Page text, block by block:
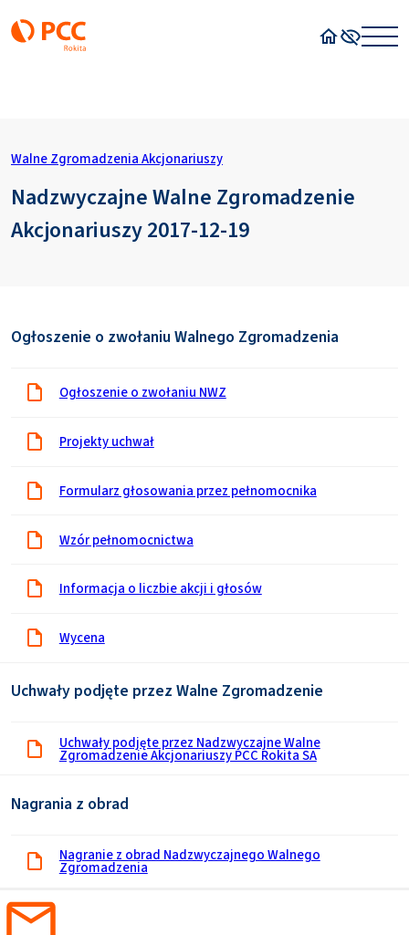
Walne Zgromadzenia Akcjonariuszy
Nadzwyczajne Walne Zgromadzenie
Akcjonariuszy 2017-12-19
Ogłoszenie o zwołaniu Walnego Zgromadzenia
Ogłoszenie o zwołaniu NWZ
Projekty uchwał
Formularz głosowania przez pełnomocnika
Wzór pełnomocnictwa
Informacja o liczbie akcji i głosów
Wycena
Uchwały podjęte przez Walne Zgromadzenie
Uchwały podjęte przez Nadzwyczajne Walne
Zgromadzenie Akcjonariuszy PCC Rokita SA
Nagrania z obrad
Nagranie z obrad Nadzwyczajnego Walnego
Zgromadzenia